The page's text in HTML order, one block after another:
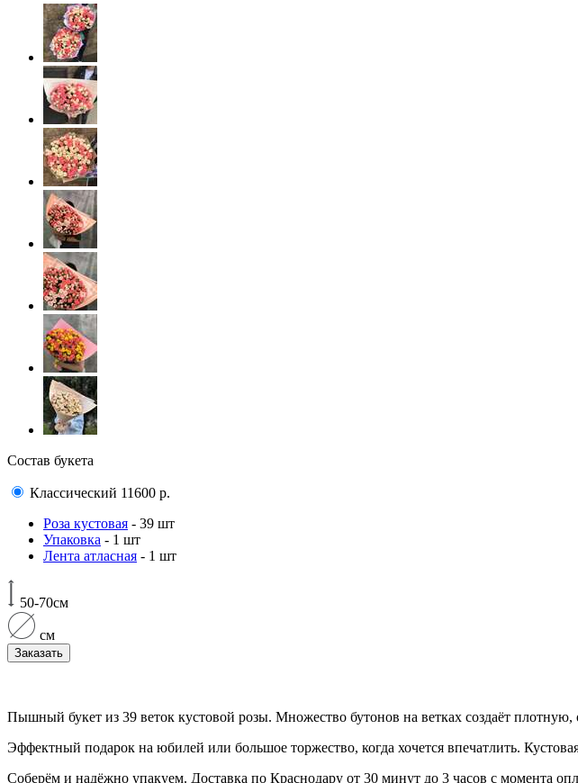
Состав букета
Классический 11600 р.
Роза кустовая - 39 шт
Упаковка - 1 шт
Лента атласная - 1 шт
50-70см
см
Заказать
Пышный букет из 39 веток кустовой розы. Множество бутонов на ветках создаёт
Эффектный подарок на юбилей или большое торжество, когда хочется впечатлить.
Соберём и надёжно упакуем. Доставка по Краснодару от 30 минут до 3 часов с момента